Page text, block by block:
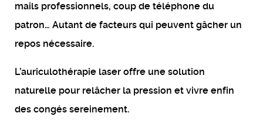
mails professionnels, coup de téléphone du
patron… Autant de facteurs qui peuvent gâcher un
repos nécessaire.
L’auriculothérapie laser offre une solution
naturelle pour relâcher la pression et vivre enfin
des congés sereinement.